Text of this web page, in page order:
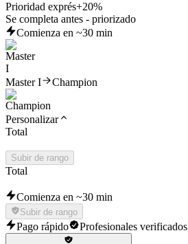
Prioridad exprés+20%
Se completa antes - priorizado
Comienza en ~30 min
Master I Champion
Personalizar
Total
Subir de rango
Total
Comienza en ~30 min
Subir de rango
Pago rápido Profesionales verificados